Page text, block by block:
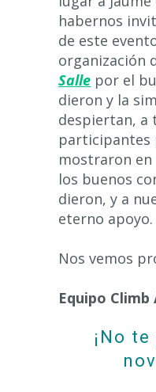
habernos
de este
organización
Salle por el
dieron y la
despiertan, a
participantes
mostraron
los buenos
dieron, y a
eterno apoyo.
Nos vemos
Equipo Climb
¡No